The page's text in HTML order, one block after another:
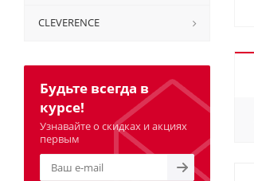
CLEVERENCE
Будьте всегда в
курсе!
Узнавайте о скидках и акциях
первым